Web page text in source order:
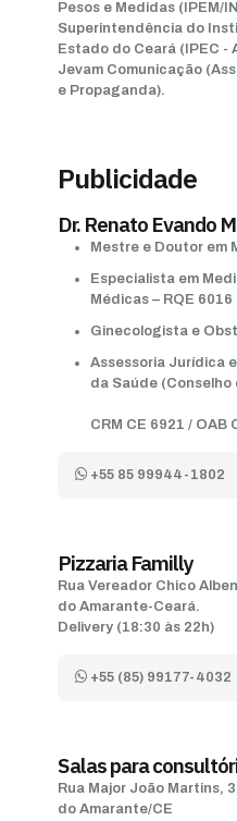
Pesos e Medidas (IPEM/
Superintendência do
Estado do Ceará (IPEC -
Jevam Comunicação
e Propaganda).
Publicidade
Dr. Renato Evando
Mestre e Doutor em
Especialista em
Médicas – RQE 6016
Ginecologista e
Assessoria Jurídica
da Saúde
CRM CE 6921 / OAB
+55 85 99944-1802
Pizzaria Familly
Rua Vereador Chico
do Amarante-Ceará.
Delivery (18:30 às 22h)
+55 (85) 99177-4032
Salas para
Rua Major João Martins,
do Amarante/CE